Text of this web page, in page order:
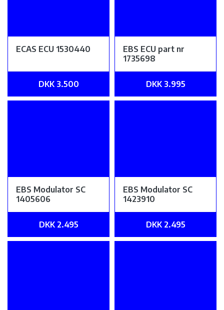
ECAS ECU 1530440
DKK 3.500
EBS ECU part nr
1735698
DKK 3.995
EBS Modulator SC
1405606
DKK 2.495
EBS Modulator SC
1423910
DKK 2.495